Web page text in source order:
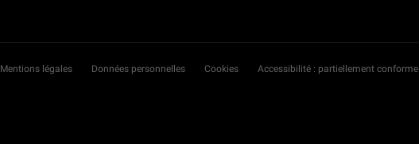
Mentions légales Données personnelles Cookies Accessibilité : partiellement conforme